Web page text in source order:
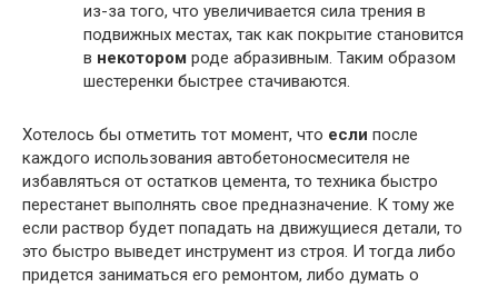
из-за того, что увеличивается сила трения в
подвижных местах, так как покрытие становится
в некотором роде абразивным. Таким образом
шестеренки быстрее стачиваются.
Хотелось бы отметить тот момент, что если после
каждого использования автобетоносмесителя не
избавляться от остатков цемента, то техника быстро
перестанет выполнять свое предназначение. К тому же
если раствор будет попадать на движущиеся детали, то
это быстро выведет инструмент из строя. И тогда либо
придется заниматься его ремонтом, либо думать о